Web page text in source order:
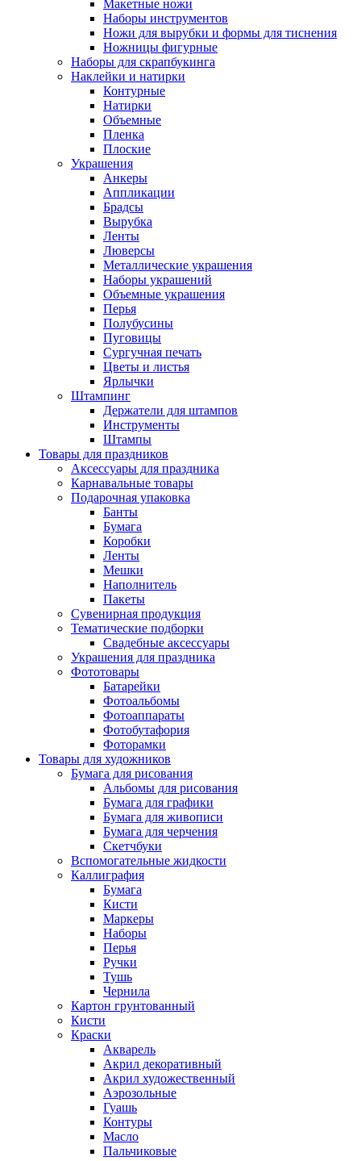
Макетные ножи
Наборы инструментов
Ножи для вырубки и формы для тиснения
Ножницы фигурные
Наборы для скрапбукинга
Наклейки и натирки
Контурные
Натирки
Объемные
Пленка
Плоские
Украшения
Анкеры
Аппликации
Брадсы
Вырубка
Ленты
Люверсы
Металлические украшения
Наборы украшений
Объемные украшения
Перья
Полубусины
Пуговицы
Сургучная печать
Цветы и листья
Ярлычки
Штампинг
Держатели для штампов
Инструменты
Штампы
Товары для праздников
Аксессуары для праздника
Карнавальные товары
Подарочная упаковка
Банты
Бумага
Коробки
Ленты
Мешки
Наполнитель
Пакеты
Сувенирная продукция
Тематические подборки
Свадебные аксессуары
Украшения для праздника
Фототовары
Батарейки
Фотоальбомы
Фотоаппараты
Фотобутафория
Фоторамки
Товары для художников
Бумага для рисования
Альбомы для рисования
Бумага для графики
Бумага для живописи
Бумага для черчения
Скетчбуки
Вспомогательные жидкости
Каллиграфия
Бумага
Кисти
Маркеры
Наборы
Перья
Ручки
Тушь
Чернила
Картон грунтованный
Кисти
Краски
Акварель
Акрил декоративный
Акрил художественный
Аэрозольные
Гуашь
Контуры
Масло
Пальчиковые